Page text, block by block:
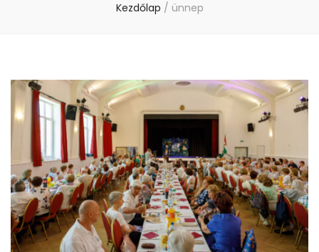
Kezdőlap / ünnep